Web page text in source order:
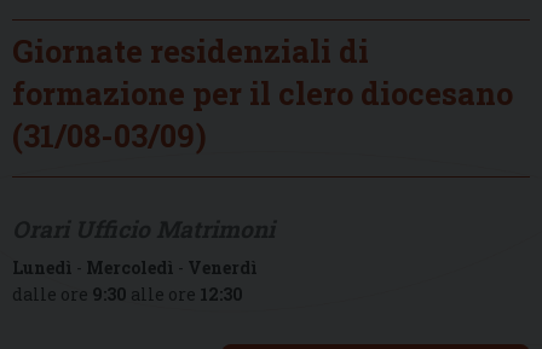
Giornate residenziali di
formazione per il clero diocesano
(31/08-03/09)
Lunedì - Mercoledì - Venerdì
dalle ore 9:30 alle ore 12:30